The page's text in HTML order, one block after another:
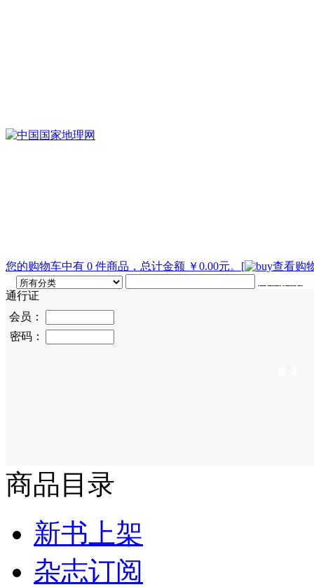
您的购物车中有 0 件商品，总计金额 ￥0.00元。 [
查看购
通行证
会员：
密码：
商品目录
新书上架
杂志订阅